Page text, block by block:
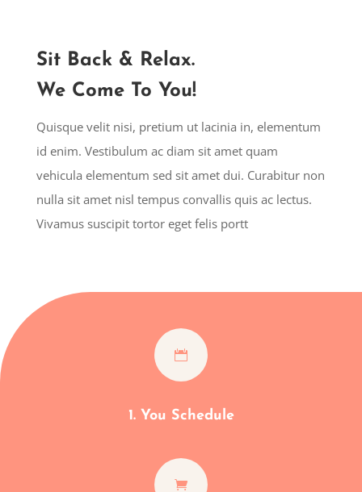
Sit Back & Relax.
We Come To You!
Quisque velit nisi, pretium ut lacinia in, elementum
id enim. Vestibulum ac diam sit amet quam
vehicula elementum sed sit amet dui. Curabitur non
nulla sit amet nisl tempus convallis quis ac lectus.
Vivamus suscipit tortor eget felis portt

1. You Schedule
